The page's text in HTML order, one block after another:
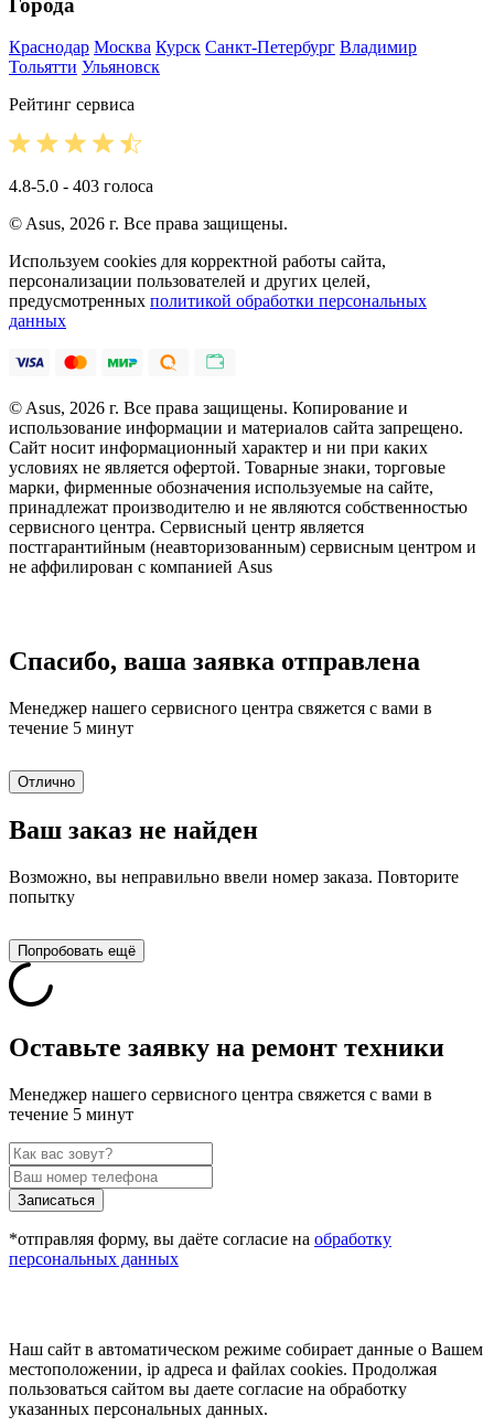
Города
Краснодар Москва Курск Санкт-Петербург Владимир
Тольятти Ульяновск
Рейтинг сервиса
4.8-5.0 - 403 голоса
© Asus, 2026 г. Все права защищены.
Используем cookies для корректной работы сайта,
персонализации пользователей и других целей,
предусмотренных политикой обработки персональных
данных
© Asus, 2026 г. Все права защищены. Копирование и
использование информации и материалов сайта запрещено.
Сайт носит информационный характер и ни при каких
условиях не является офертой. Товарные знаки, торговые
марки, фирменные обозначения используемые на сайте,
принадлежат производителю и не являются собственностью
сервисного центра. Сервисный центр является
постгарантийным (неавторизованным) сервисным центром и
не аффилирован с компанией Asus
Спасибо, ваша заявка отправлена
Менеджер нашего сервисного центра свяжется с вами в
течение 5 минут
Отлично
Ваш заказ не найден
Возможно, вы неправильно ввели номер заказа. Повторите
попытку
Попробовать ещё
Оставьте заявку на ремонт техники
Менеджер нашего сервисного центра свяжется с вами в
течение 5 минут
Записаться
*отправляя форму, вы даёте согласие на обработку
персональных данных
Наш сайт в автоматическом режиме собирает данные о Вашем
местоположении, ip адреса и файлах cookies. Продолжая
пользоваться сайтом вы даете согласие на обработку
указанных персональных данных.